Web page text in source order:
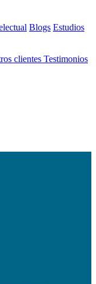
Blogs Estudios
clientes Testimonios